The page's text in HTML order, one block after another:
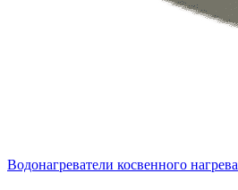
Водонагреватели косвенного нагрева